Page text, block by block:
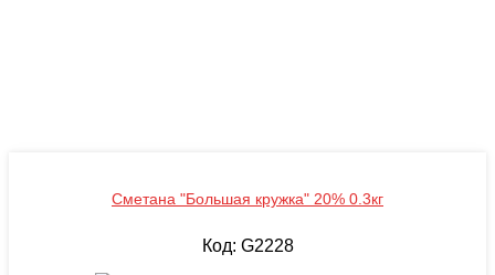
Сметана "Большая кружка" 20% 0.3кг
Код: G2228